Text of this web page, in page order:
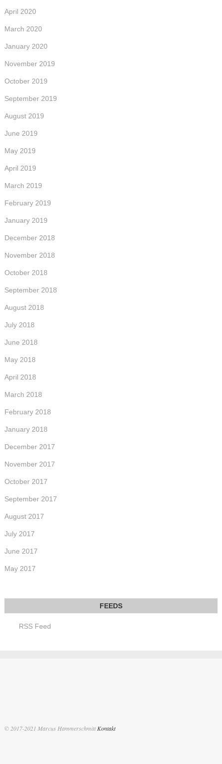
April 2020
March 2020
January 2020
November 2019
October 2019
September 2019
August 2019
June 2019
May 2019
April 2019
March 2019
February 2019
January 2019
December 2018
November 2018
October 2018
September 2018
August 2018
July 2018
June 2018
May 2018
April 2018
March 2018
February 2018
January 2018
December 2017
November 2017
October 2017
September 2017
August 2017
July 2017
June 2017
May 2017
RSS Feed
© 2017-2021 Marcus HammerschmittKontakt